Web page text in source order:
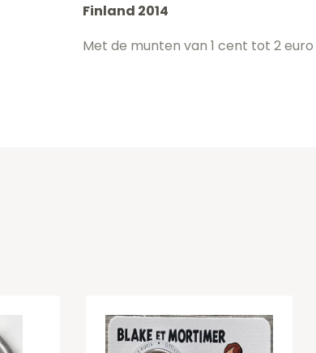
Finland 2014
Met de munten van 1 cent tot 2 euro